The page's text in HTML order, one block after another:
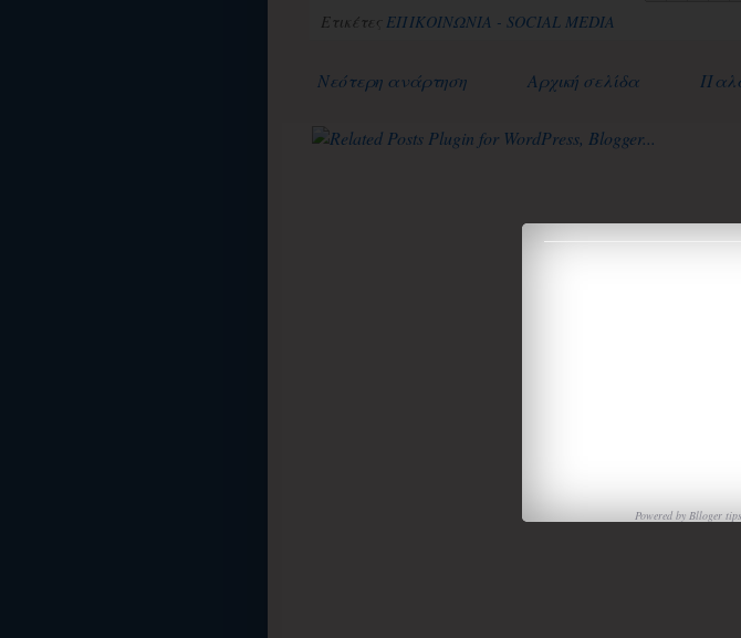
Ετικέτες ΕΠΙΚΟΙΝΩΝΙΑ - SOCIAL MEDIA
Νεότερη ανάρτηση Αρχική σελίδα
Powered byBlloger tips